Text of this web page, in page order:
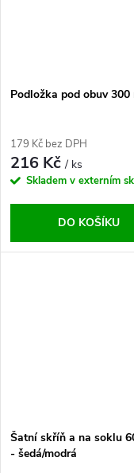
Podložka pod obuv 300
179 Kč bez DPH
216 Kč/ ks
Skladem v externím
DO KOŠÍKU
Šatní skříň a na soklu
- šedá/modrá